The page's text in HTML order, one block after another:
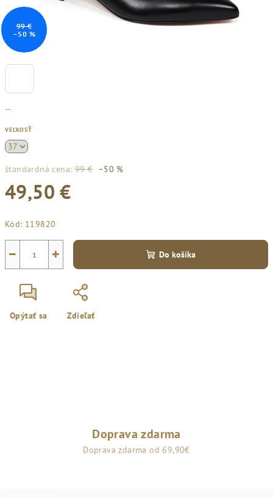
--
VEĽKOSŤ
štandardná cena: 99 € –50 %
49,50 €
cena:
Kód: 119820
+
− Do košíka
Opýtať sa Zdieľať
99 €
–50 %
Doprava zdarma
Doprava zdarma od 69,90€